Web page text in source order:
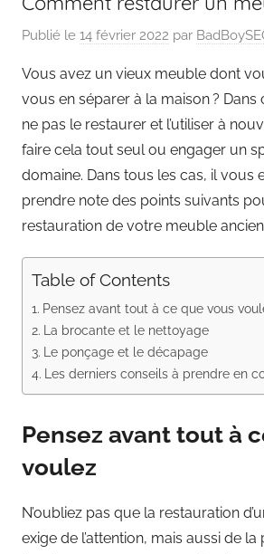
Publié le 14 février 2022 par
Vous avez un vieux meuble dont
vous en séparer à la maison ?
ne pas le restaurer et l’utiliser à
faire cela tout seul ou engager un
domaine. Dans tous les cas, il vous
prendre note des points suivants
restauration de votre meuble
Table of Contents
Pensez avant tout à ce que vous
La brocante et le nettoyage
Le ponçage et le décapage
Les derniers conseils à prendre en
Pensez avant tout à
voulez
N’oubliez pas que la restauration
exige de l’attention, mais aussi de la